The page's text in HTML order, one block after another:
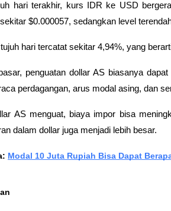
hari terakhir, kurs IDR ke USD
$0.000057, sedangkan level
hari tercatat sekitar 4,94%, yang
penguatan dollar AS biasanya
perdagangan, arus modal asing, dan
AS menguat, biaya impor bisa
dalam dollar juga menjadi lebih besar.
Modal 10 Juta Rupiah Bisa Dapat